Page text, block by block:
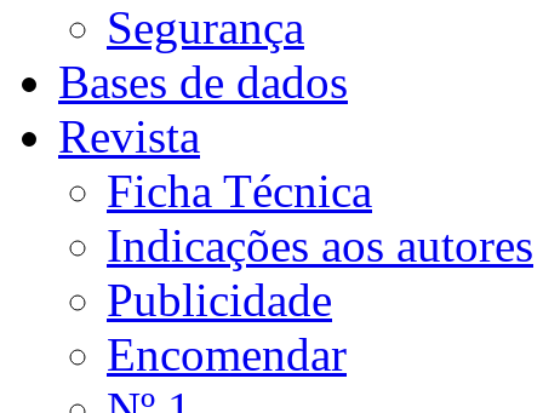
Segurança
Bases de dados
Revista
Ficha Técnica
Indicações aos autores
Publicidade
Encomendar